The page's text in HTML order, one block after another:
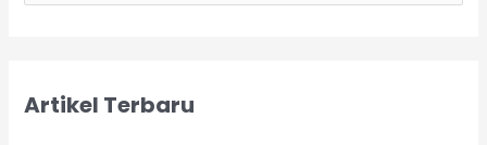
c
Artikel Terbaru